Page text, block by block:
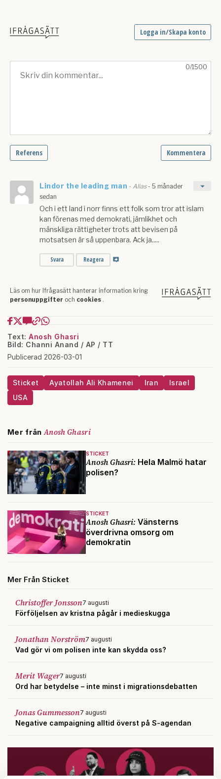
Text: Anosh Ghasri
Bild: Channi Anand / AP / TT
Publicerad 2026-03-01
Sticket Ayatollah Ali Khamenei Iran
Israel
USA
Mer frånAnosh Ghasri
STICKET
Anosh Ghasri: Hela Malmö hatar
polisen?
STICKET
Anosh Ghasri: Vänsterns
överdrivna omsorg om
demokratin
Mer Från Sticket
Christoffer Jonsson7 augusti
Förföljelsen av kristna pågår i medieskugga
Jonathan Norström7 augusti
Vad gör vi om polisen inte kan skydda oss?
Merit Wager7 augusti
Ord har betydelse – inte minst i migrationsdebatten
Jonas Gummesson7 augusti
Negative campaigning alltid överst på S-agendan